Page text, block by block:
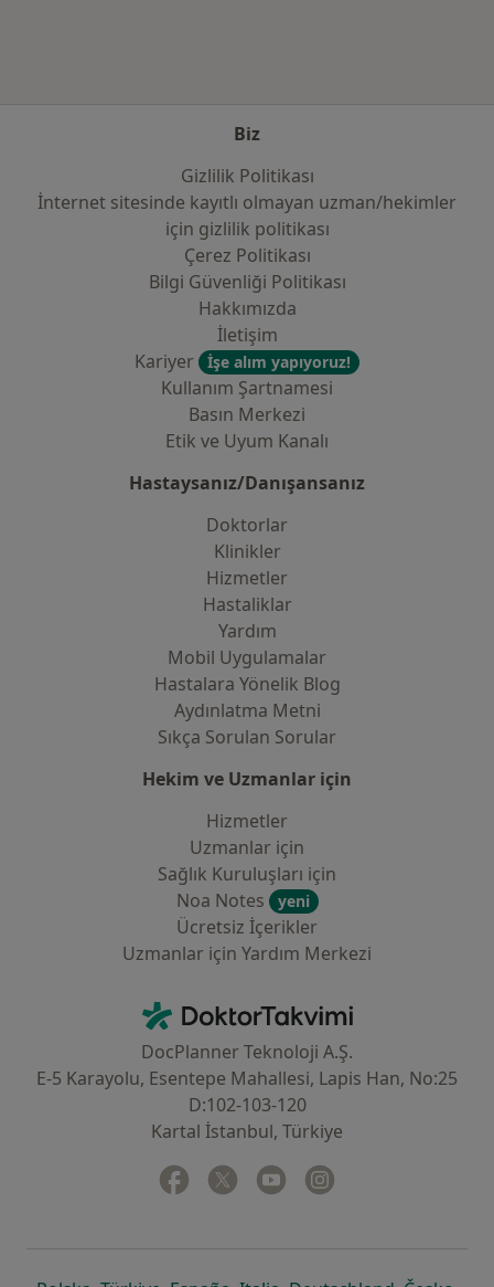
Biz
Gizlilik Politikası
İnternet sitesinde kayıtlı olmayan uzman/hekimler
i̇çin gizlilik politikası
Çerez Politikası
Bilgi Güvenliği Politikası
Hakkımızda
İletişim
Kariyer
İşe alım yapıyoruz!
Kullanım Şartnamesi
Basın Merkezi
Etik ve Uyum Kanalı
Hastaysanız/Danışansanız
Doktorlar
Klinikler
Hizmetler
Hastaliklar
Yardım
Mobil Uygulamalar
Hastalara Yönelik Blog
Aydınlatma Metni
Sıkça Sorulan Sorular
Hekim ve Uzmanlar için
Hizmetler
Uzmanlar için
Sağlık Kuruluşları için
Noa Notes
yeni
Ücretsiz İçerikler
Uzmanlar için Yardım Merkezi
DoktorTakvimi - Ana Sayfa
DocPlanner Teknoloji A.Ş.
E-5 Karayolu, Esentepe Mahallesi, Lapis Han, No:25
D:102-103-120
Kartal İstanbul, Türkiye
Facebook
yeni bir sekmede açılır
Twitter
yeni bir sekmede açılır
Youtube
yeni bir sekmede açılır